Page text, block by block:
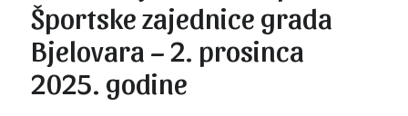
Športske zajednice grada
Bjelovara – 2. prosinca
2025. godine